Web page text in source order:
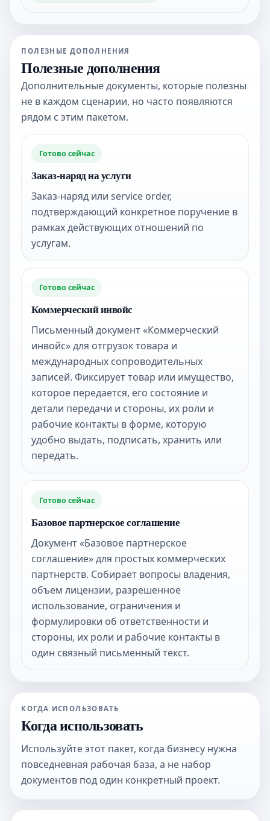
ПОЛЕЗНЫЕ ДОПОЛНЕНИЯ
Полезные дополнения
Дополнительные документы, которые полезны
не в каждом сценарии, но часто появляются
рядом с этим пакетом.
Готово сейчас
Заказ-наряд на услуги
Заказ-наряд или service order,
подтверждающий конкретное поручение в
рамках действующих отношений по
услугам.
Готово сейчас
Коммерческий инвойс
Письменный документ «Коммерческий
инвойс» для отгрузок товара и
международных сопроводительных
записей. Фиксирует товар или имущество,
которое передается, его состояние и
детали передачи и стороны, их роли и
рабочие контакты в форме, которую
удобно выдать, подписать, хранить или
передать.
Готово сейчас
Базовое партнерское соглашение
Документ «Базовое партнерское
соглашение» для простых коммерческих
партнерств. Собирает вопросы владения,
объем лицензии, разрешенное
использование, ограничения и
формулировки об ответственности и
стороны, их роли и рабочие контакты в
один связный письменный текст.
КОГДА ИСПОЛЬЗОВАТЬ
Когда использовать
Используйте этот пакет, когда бизнесу нужна
повседневная рабочая база, а не набор
документов под один конкретный проект.